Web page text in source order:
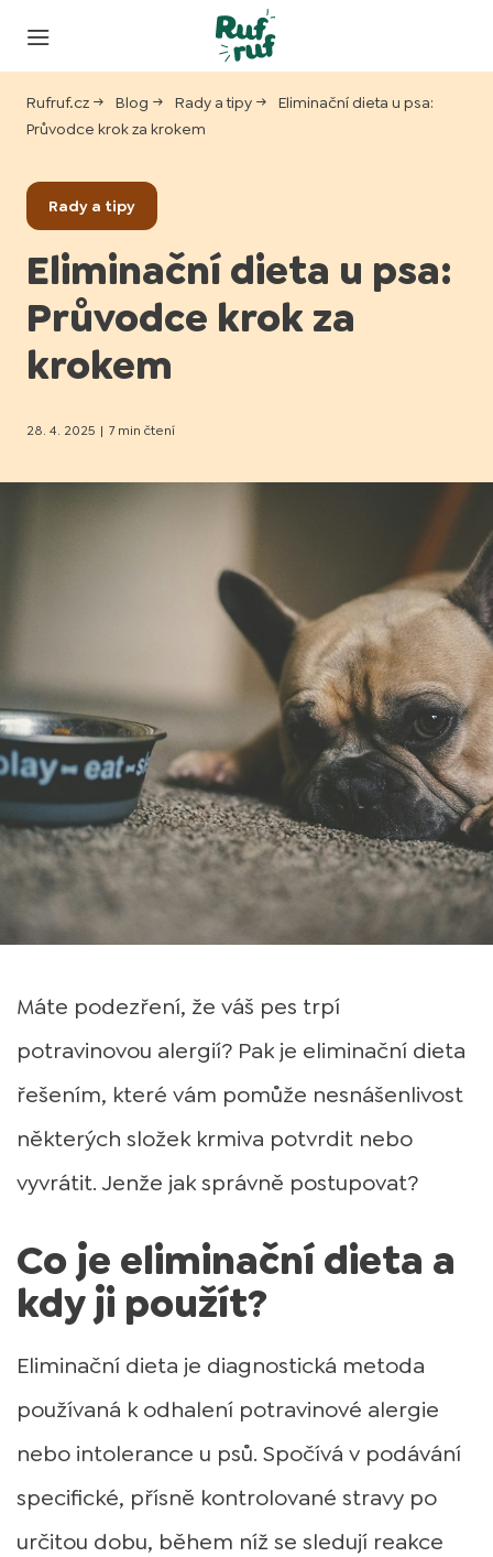
Rufruf.cz Blog Rady a tipy
Eliminační dieta u psa:
Průvodce krok za krokem
Rady a tipy
Eliminační dieta u psa:
Průvodce krok za
krokem
28. 4. 2025 | 7 min čtení
Máte podezření, že váš pes trpí
potravinovou alergií? Pak je eliminační dieta
řešením, které vám pomůže nesnášenlivost
některých složek krmiva potvrdit nebo
vyvrátit. Jenže jak správně postupovat?
Co je eliminační dieta a
kdy ji použít?
Eliminační dieta je diagnostická metoda
používaná k odhalení potravinové alergie
nebo intolerance u psů. Spočívá v podávání
specifické, přísně kontrolované stravy po
určitou dobu, během níž se sledují reakce